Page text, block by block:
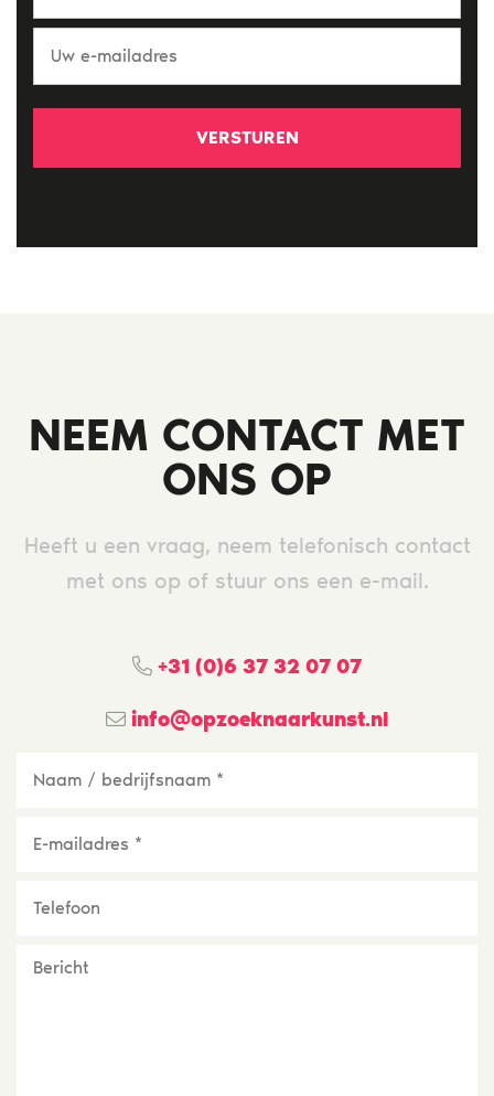
NEEM CONTACT MET
ONS OP
Heeft u een vraag, neem telefonisch contact
met ons op of stuur ons een e-mail.
+31 (0)6 37 32 07 07
info@opzoeknaarkunst.nl
mailadres *